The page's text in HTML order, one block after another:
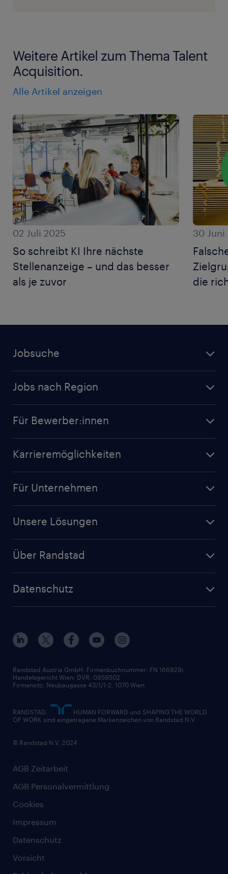
Weitere Artikel zum Thema Talent
Acquisition.
Alle Artikel anzeigen
02 Juli 2025
So schreibt KI Ihre nächste
Stellenanzeige – und das besser
als je zuvor
30 Juni
die
Jobsuche
Jobs nach Region
Für Bewerber:innen
Karrieremöglichkeiten
Für Unternehmen
Unsere Lösungen
Über Randstad
Datenschutz
AGB Zeitarbeit
AGB Personalvermittlung
Cookies
Impressum
Datenschutz
Vorsicht
Randstad Austria GmbH, Firmenbuchnummer: FN 166929i,
Handelsgericht Wien; DVR: 0959502
Firmensitz: Neubaugasse 43/1/1-2, 1070 Wien
RANDSTAD,
HUMAN FORWARD und SHAPING THE WORLD
OF WORK sind eingetragene Markenzeichen von Randstad N.V.
© Randstad N.V. 2024